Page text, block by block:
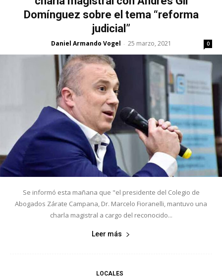
Domínguez sobre el tema “reforma
judicial”
Daniel Armando Vogel - 25 marzo, 2021 0
Se informó esta mañana que "el presidente del Colegio de
Abogados Zárate Campana, Dr. Marcelo Fioranelli, mantuvo una
charla magistral a cargo del reconocido...
Leer más
LOCALES